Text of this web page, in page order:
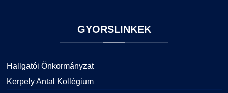
GYORSLINKEK
Hallgatói Önkormányzat
Kerpely Antal Kollégium